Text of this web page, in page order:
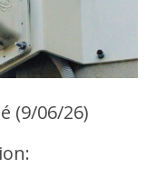
(9/06/26)